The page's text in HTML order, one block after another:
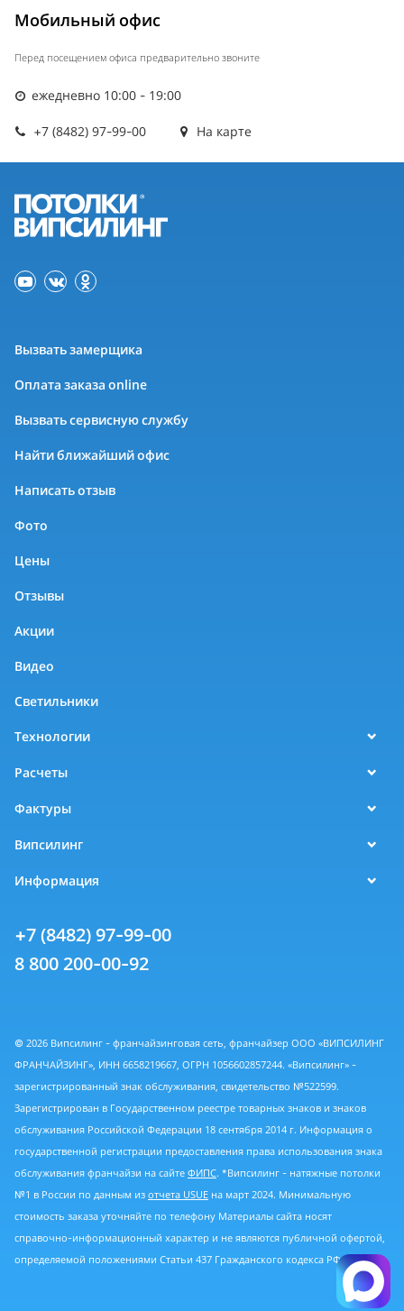
Мобильный офис
Перед посещением офиса предварительно звоните
ежедневно 10:00 - 19:00
+7 (8482) 97-99-00 На карте
Вызвать замерщика
Оплата заказа online
Вызвать сервисную службу
Найти ближайший офис
Написать отзыв
Фото
Цены
Отзывы
Акции
Видео
Светильники
Технологии
Расчеты
Фактуры
Випсилинг
Информация
+7 (8482) 97-99-00
8 800 200-00-92
© 2026 Випсилинг - франчайзинговая сеть, франчайзер ООО «ВИПСИЛИНГ
ФРАНЧАЙЗИНГ», ИНН 6658219667, ОГРН 1056602857244. «Випсилинг» -
зарегистрированный знак обслуживания, свидетельство №522599.
Зарегистрирован в Государственном реестре товарных знаков и знаков
обслуживания Российской Федерации 18 сентября 2014 г. Информация о
государственной регистрации предоставления права использования знака
обслуживания франчайзи на сайте ФИПС. *Випсилинг - натяжные потолки
№1 в России по данным из отчета USUE на март 2024. Минимальную
стоимость заказа уточняйте по телефону Материалы сайта носят
справочно-информационный характер и не являются публичной офертой,
определяемой положениями Статьи 437 Гражданского кодекса РФ.